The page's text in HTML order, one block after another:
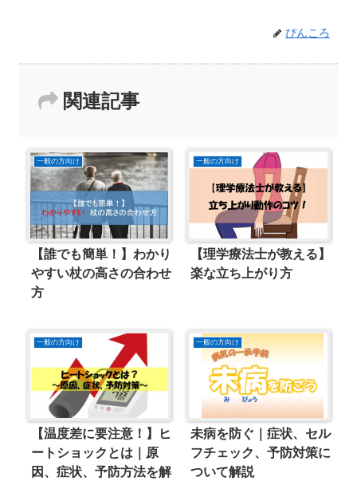
ぴんころ
関連記事
一般の方向け
【誰でも簡単！】わかり
やすい杖の高さの合わせ
方
一般の方向け
【理学療法士が教える】
楽な立ち上がり方
一般の方向け
【温度差に要注意！】ヒ
ートショックとは｜原
因、症状、予防方法を解
一般の方向け
未病を防ぐ｜症状、セル
フチェック、予防対策に
ついて解説